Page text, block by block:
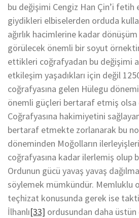
bu değişimi Cengiz Han Çin’i fetih
giydikleri elbiselerden orduda
ağırlık hacimlerine kadar
görülecek önemli bir soyut
ettikleri coğrafyadan bu değişimi
etkileşim yaşadıkları için değil
coğrafyasına gelen Hülegu
önemli güçleri bertaraf etmiş olsa
Coğrafyasına hakimiyetini
bertaraf etmekte zorlanarak bu
döneminden Moğolların ilerleyişleri
coğrafyasına kadar ilerlemiş olup
Ordunun gücü yavaş yavaş
söylemek mümkündür. Memluklu
teçhizat konusunda gerek ise
İlhanlı[33] ordusundan daha